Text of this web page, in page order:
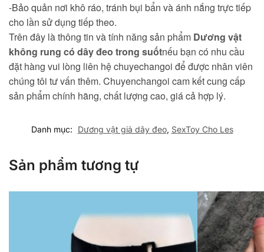
-Bảo quản nơi khô ráo, tránh bụi bẩn và ánh nắng trực tiếp
cho lần sử dụng tiếp theo.
Trên đây là thông tin và tính năng sản phẩm Dương vật
không rung có dây đeo trong suốtnếu bạn có nhu cầu
đặt hàng vui lòng liên hệ chuyechangoi để được nhân viên
chúng tôi tư vấn thêm. Chuyenchangoi cam kết cung cấp
sản phẩm chính hãng, chất lượng cao, giá cả hợp lý.
Danh mục: Dương vật giả dây đeo, SexToy Cho Les
Sản phẩm tương tự